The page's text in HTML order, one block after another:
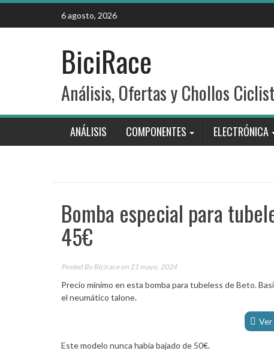
Skip
content
6 agosto, 2026
BiciRace
Análisis, Ofertas y Chollos
ANÁLISIS COMPONENTES ELECTRÓNICA
Bomba especial para
45€
Posted ByBiciraceon 21 mayo, 2024
Precio mínimo en esta bomba para tubeless de Beto.
el neumático talone.
Este modelo nunca había bajado de 50€.